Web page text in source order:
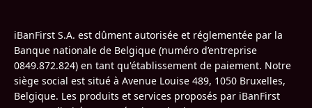
iBanFirst S.A. est dûment autorisée et réglementée par la
Banque nationale de Belgique (numéro d’entreprise
0849.872.824) en tant qu'établissement de paiement. Notre
siège social est situé à Avenue Louise 489, 1050 Bruxelles,
Belgique. Les produits et services proposés par iBanFirst